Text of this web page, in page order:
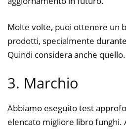
Molte volte, puoi ottenere un
prodotti, specialmente
Quindi considera anche quello.
3. Marchio
Abbiamo eseguito test
elencato migliore libro funghi.